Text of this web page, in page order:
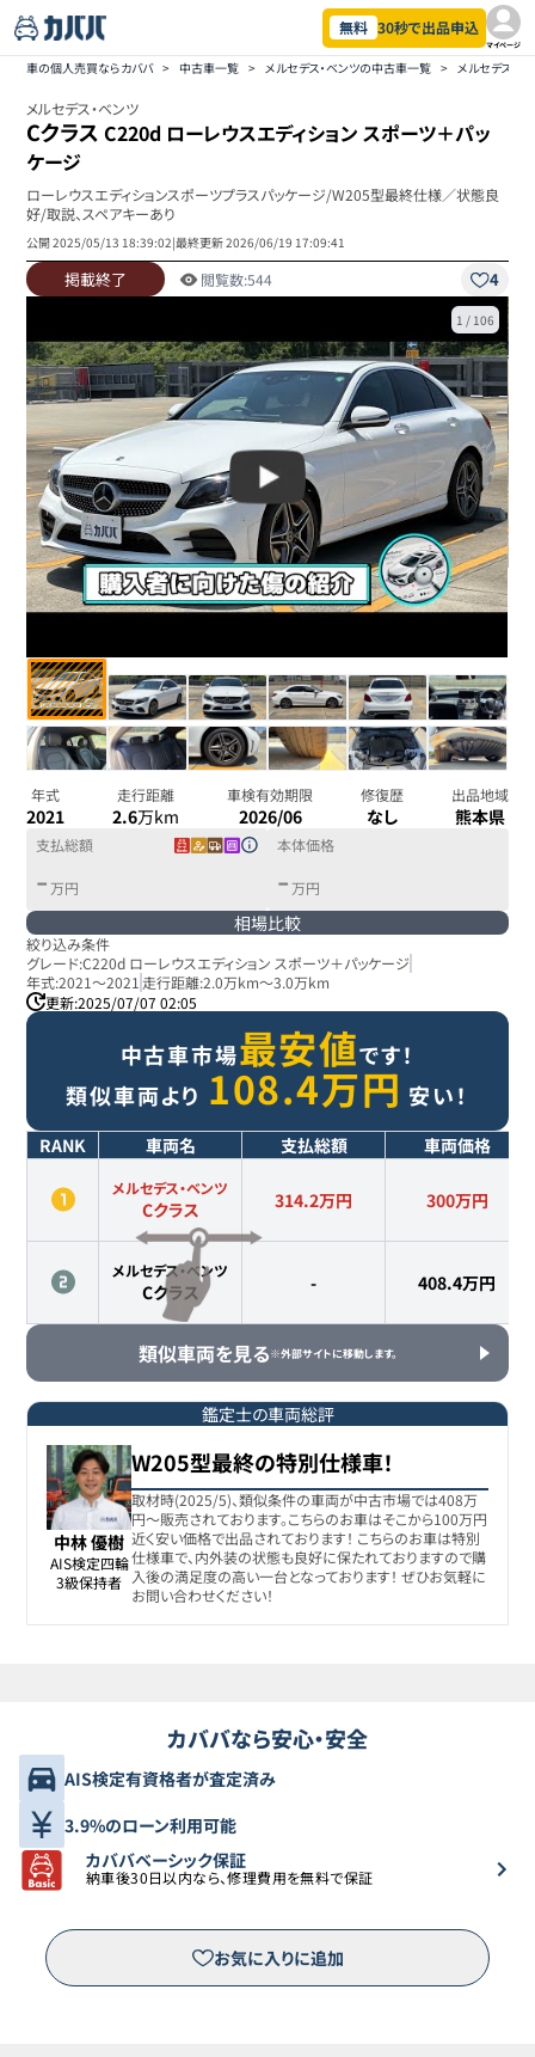
無料 30秒で出品申込
マイページ
車の個人売買ならカババ > 中古車一覧 > メルセデス・ベンツの中古車一覧 > メルセデス・
メルセデス・ベンツ
Cクラス C220d ローレウスエディション スポーツ＋パッ
ケージ
ローレウスエディションスポーツプラスパッケージ/W205型最終仕様／状態良
好/取説、スペアキーあり
公開2025/05/13 18:39:02|最終更新2026/06/19 17:09:41
掲載終了 閲覧数:544 4
1 / 106
年式
2021
走行距離
2.6万km
車検有効期限
2026/06
修復歴
なし
出品地域
熊本県
支払総額
- 万円
本体価格
- 万円
相場比較
絞り込み条件
グレード:C220d ローレウスエディション スポーツ＋パッケージ
年式:2021～2021 走行距離:2.0万km～3.0万km
更新:2025/07/07 02:05
中古車市場最安値です！
類似車両より 108.4万円 安い！
RANK 車両名 支払総額 車両価格
メルセデス・ベンツ
Cクラス 314.2万円 300万円
メルセデス・ベンツ
Cクラス - 408.4万円
類似車両を見る※外部サイトに移動します。
鑑定士の車両総評
中林 優樹
AIS検定四輪
3級保持者
W205型最終の特別仕様車！
取材時(2025/5)、類似条件の車両が中古市場では408万
円〜販売されております。こちらのお車はそこから100万円
近く安い価格で出品されております！ こちらのお車は特別
仕様車で、内外装の状態も良好に保たれておりますので購
入後の満足度の高い一台となっております！ ぜひお気軽に
お問い合わせください！
カババなら安心・安全
AIS検定有資格者が査定済み
3.9%のローン利用可能
カババベーシック保証
納車後30日以内なら、修理費用を無料で保証
お気に入りに追加